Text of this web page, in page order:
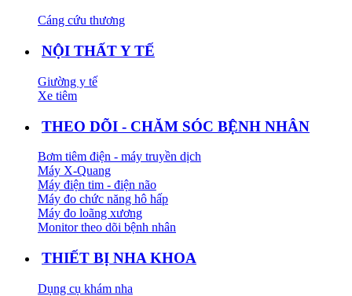
Cáng cứu thương
NỘI THẤT Y TẾ
Giường y tế
Xe tiêm
THEO DÕI - CHĂM SÓC BỆNH NHÂN
Bơm tiêm điện - máy truyền dịch
Máy X-Quang
Máy điện tim - điện não
Máy đo chức năng hô hấp
Máy đo loãng xương
Monitor theo dõi bệnh nhân
THIẾT BỊ NHA KHOA
Dụng cụ khám nha